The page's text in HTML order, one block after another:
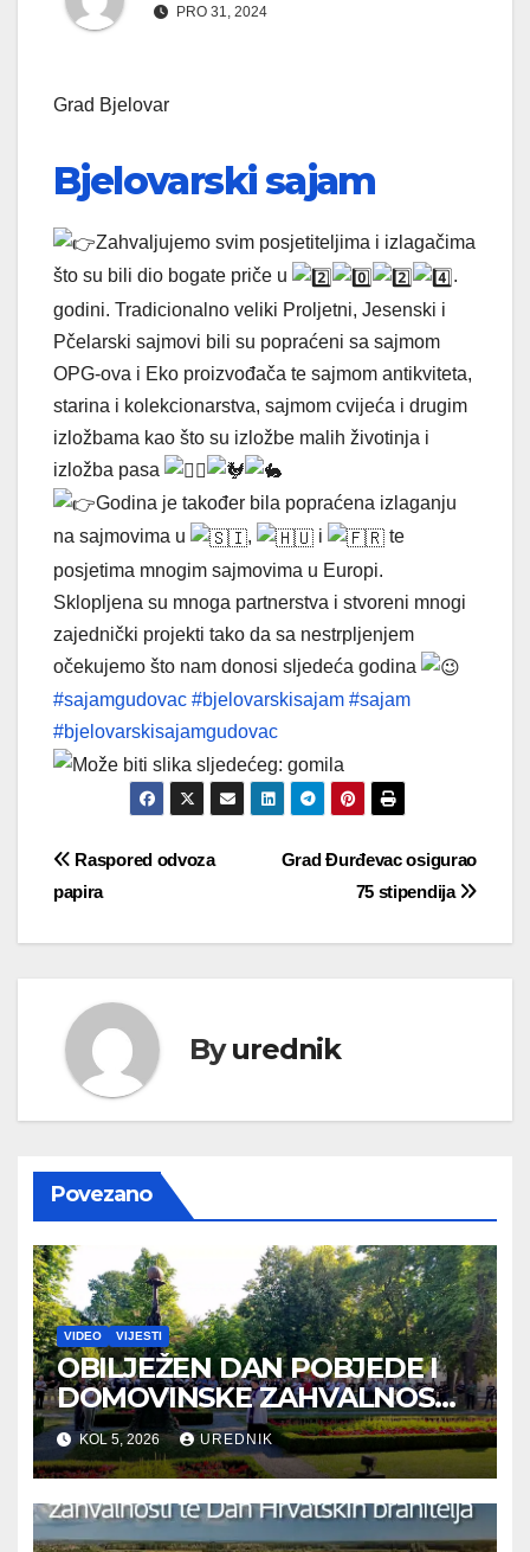
PRO 31, 2024
Grad Bjelovar
Bjelovarski sajam
Zahvaljujemo svim posjetiteljima i izlagačima
što su bili dio bogate priče u
.
godini. Tradicionalno veliki Proljetni, Jesenski i
Pčelarski sajmovi bili su popraćeni sa sajmom
OPG-ova i Eko proizvođača te sajmom antikviteta,
starina i kolekcionarstva, sajmom cvijeća i drugim
izložbama kao što su izložbe malih životinja i
izložba pasa
Godina je također bila popraćena izlaganju
na sajmovima u
, i
te
posjetima mnogim sajmovima u Europi.
Sklopljena su mnoga partnerstva i stvoreni mnogi
zajednički projekti tako da sa nestrpljenjem
očekujemo što nam donosi sljedeća godina
#sajamgudovac #bjelovarskisajam #sajam
#bjelovarskisajamgudovac
Navigacija
objava
Grad Đurđevac osigurao
75 stipendija
Raspored odvoza
papira
Byurednik
Povezano
VIDEO VIJESTI
OBILJEŽEN DAN POBJEDE I
DOMOVINSKE ZAHVALNOSTI
TE DAN HRVATSKIH
BRANITELJA
KOL 5, 2026 UREDNIK